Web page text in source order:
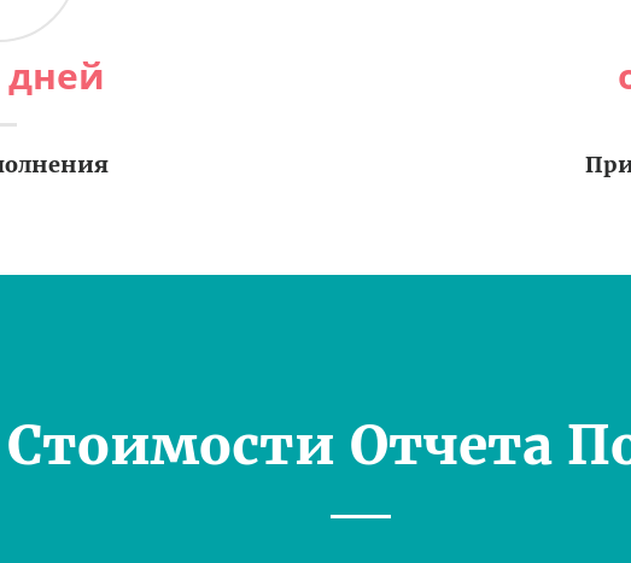
дней
Отчета